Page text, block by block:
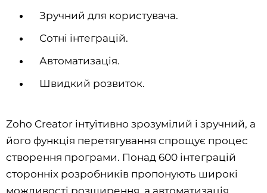
Зручний для користувача.
Сотні інтеграцій.
Автоматизація.
Швидкий розвиток.
Zoho Creator інтуїтивно зрозумілий і зручний, а
його функція перетягування спрощує процес
створення програми. Понад 600 інтеграцій
сторонніх розробників пропонують широкі
можливості розширення, а автоматизація